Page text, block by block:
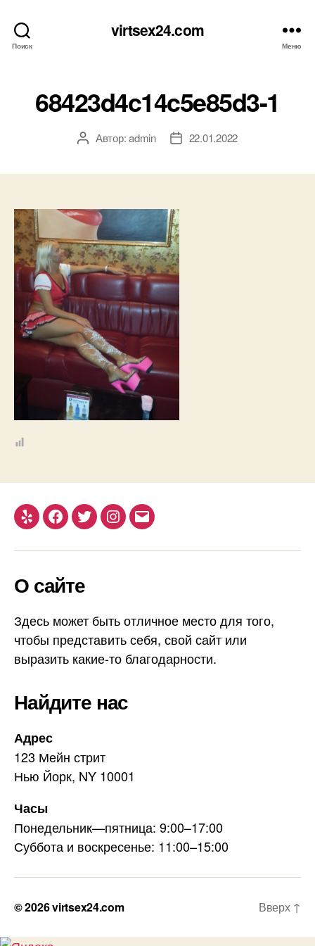
Поиск
virtsex24.com
Меню
68423d4c14c5e85d3-1
АвторАвтор:admin
Дата22.01.2022
Yelp Facebook
TwitterInstagram
Email
О сайте
Здесь может быть отличное место для того,
чтобы представить себя, свой сайт или
выразить какие-то благодарности.
Найдите нас
Адрес
123 Мейн стрит
Нью Йорк, NY 10001
Часы
Понедельник—пятница: 9:00–17:00
Суббота и воскресенье: 11:00–15:00
© 2026virtsex24.com Вверх ↑